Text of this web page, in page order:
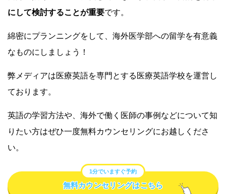
にして検討することが重要です。
綿密にプランニングをして、海外医学部への留学を有意義
なものにしましょう！
弊メディアは医療英語を専門とする医療英語学校を運営し
ております。
英語の学習方法や、海外で働く医師の事例などについて知
りたい方はぜひ一度無料カウンセリングにお越しくださ
い。
1分でいますぐ予約
無料カウンセリングはこちら